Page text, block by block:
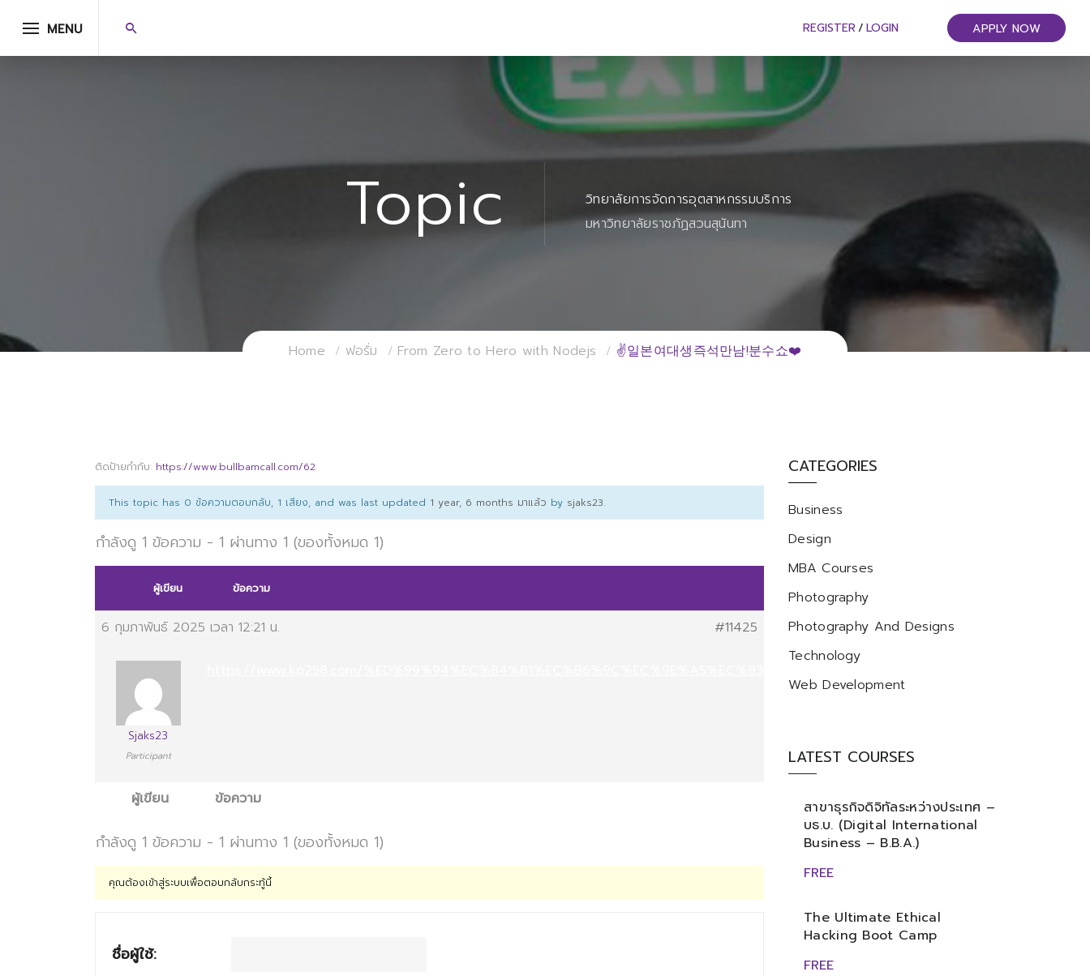
MENU REGISTER / LOGIN APPLY NOW
Topic
วิทยาลัยการจัดการอุตสาหกรรมบริการ
มหาวิทยาลัยราชภัฏสวนสุนันทา
Home ฟอรั่ม From Zero to Hero with Nodejs ✌일본여대생즉석만남!분수쇼❤️
ติดป้ายกำกับ: https://www.bullbamcall.com/62
This topic has 0 ข้อความตอบกลับ, 1 เสียง, and was last updated 1 year, 6 months มาแล้ว by sjaks23.
กำลังดู 1 ข้อความ - 1 ผ่านทาง 1 (ของทั้งหมด 1)
ผู้เขียน ข้อความ
6 กุมภาพันธ์ 2025 เวลา 12:21 น. #11425
Sjaks23
Participant
ผู้เขียน ข้อความ
กำลังดู 1 ข้อความ - 1 ผ่านทาง 1 (ของทั้งหมด 1)
คุณต้องเข้าสู่ระบบเพื่อตอบกลับกระทู้นี้
ชื่อผู้ใช้:
CATEGORIES
Business
Design
MBA Courses
Photography
Photography And Designs
Technology
Web Development
LATEST COURSES
สาขาธุรกิจดิจิทัลระหว่างประเทศ –
บธ.บ. (Digital International
Business – B.B.A.)
FREE
The Ultimate Ethical
Hacking Boot Camp
FREE